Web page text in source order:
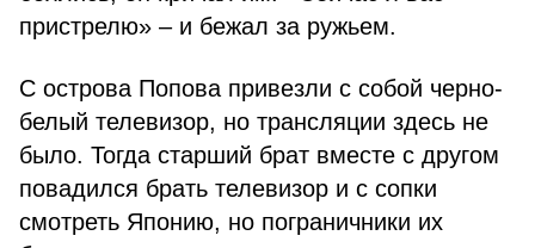
пристрелю» – и бежал за ружьем.
С острова Попова привезли с собой черно-
белый телевизор, но трансляции здесь не
было. Тогда старший брат вместе с другом
повадился брать телевизор и с сопки
смотреть Японию, но пограничники их